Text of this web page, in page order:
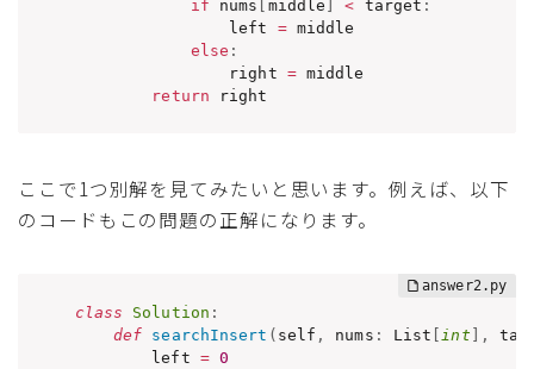
if nums [ middle ] < target :
                left
= middle
else :
                right
= middle
return right
ここで1つ別解を見てみたいと思います。例えば、以下
のコードもこの問題の正解になります。
class Solution :
def searchInsert ( self , nums : List [int ,
        left
= 0